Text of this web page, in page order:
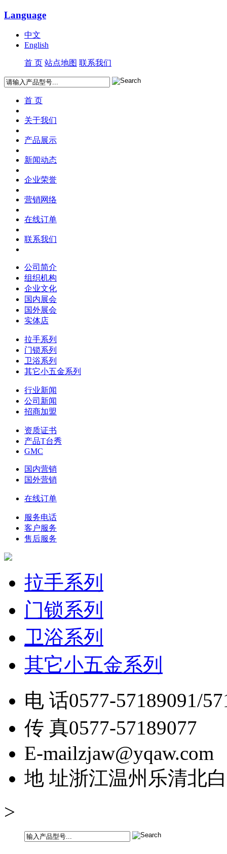
Language
中文
English
首 页 站点地图 联系我们
首 页
关于我们
产品展示
新闻动态
企业荣誉
营销网络
在线订单
联系我们
公司简介
组织机构
企业文化
国内展会
国外展会
实体店
拉手系列
门锁系列
卫浴系列
其它小五金系列
行业新闻
公司新闻
招商加盟
资质证书
产品T台秀
GMC
国内营销
国外营销
在线订单
服务电话
客户服务
售后服务
拉手系列
门锁系列
卫浴系列
其它小五金系列
电 话0577-57189091/
传 真0577-57189077
E-mailzjaw@yqaw.com
地 址浙江温州乐清北
>